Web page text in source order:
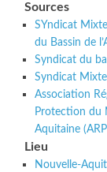
Sources
SYndicat
du Bassin de
Syndicat du
Syndicat
Association
Protection du
Aquitaine
Lieu
Nouvelle-